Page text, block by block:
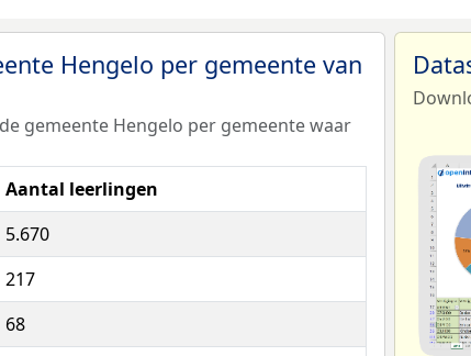
Hengelo per gemeente van
gemeente Hengelo per gemeente waar
Aantal leerlingen
5.670
217
68